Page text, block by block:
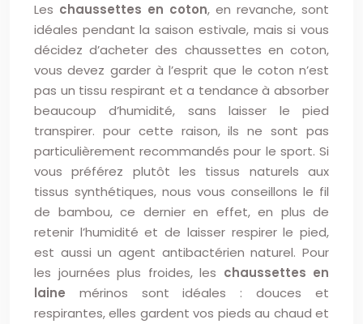
Les chaussettes en coton, en revanche, sont
idéales pendant la saison estivale, mais si vous
décidez d’acheter des chaussettes en coton,
vous devez garder à l’esprit que le coton n’est
pas un tissu respirant et a tendance à absorber
beaucoup d’humidité, sans laisser le pied
transpirer. pour cette raison, ils ne sont pas
particulièrement recommandés pour le sport. Si
vous préférez plutôt les tissus naturels aux
tissus synthétiques, nous vous conseillons le fil
de bambou, ce dernier en effet, en plus de
retenir l’humidité et de laisser respirer le pied,
est aussi un agent antibactérien naturel. Pour
les journées plus froides, les chaussettes en
laine mérinos sont idéales : douces et
respirantes, elles gardent vos pieds au chaud et